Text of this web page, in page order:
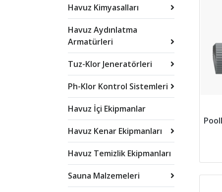
Havuz Kimyasalları
Havuz Aydınlatma
Armatürleri
Tuz-Klor Jeneratörleri
Ph-Klor Kontrol Sistemleri
Havuz İçi Ekipmanlar
Havuz Kenar Ekipmanları
Havuz Temizlik Ekipmanları
Sauna Malzemeleri